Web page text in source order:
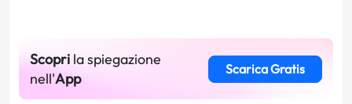
Scopri la spiegazione
nell'App
Scarica Gratis